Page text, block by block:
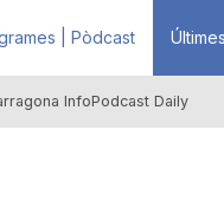
| Pòdcast
InfoPodcast Daily